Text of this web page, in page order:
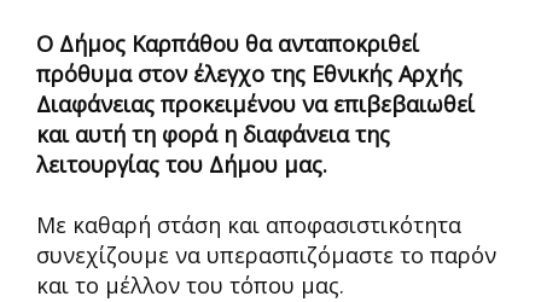
Ο Δήμος Καρπάθου θα ανταποκριθεί
πρόθυμα στον έλεγχο της Εθνικής Αρχής
Διαφάνειας προκειμένου να επιβεβαιωθεί
και αυτή τη φορά η διαφάνεια της
λειτουργίας του Δήμου μας.
Με καθαρή στάση και αποφασιστικότητα
συνεχίζουμε να υπερασπιζόμαστε το παρόν
και το μέλλον του τόπου μας.